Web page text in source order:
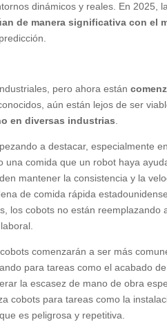
dinámicos y reales. En 2025,
de manera significativa con el
pero ahora están
aún están lejos de ser
en diversas industrias
a destacar, especialmente
comida que un robot haya
mantener la consistencia y la
de comida rápida
los cobots no están reemplazando
comenzarán a ser más
para tareas como el acabado
la escasez de mano de obra
cobots para tareas como la
es peligrosa y repetitiva.